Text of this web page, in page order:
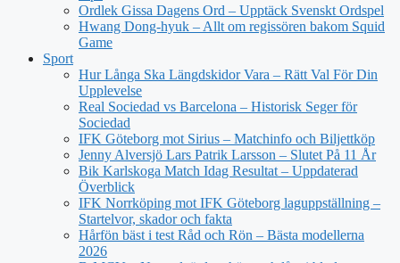
Ordlek Gissa Dagens Ord – Upptäck Svenskt Ordspel
Hwang Dong-hyuk – Allt om regissören bakom Squid
Game
Sport
Hur Långa Ska Längdskidor Vara – Rätt Val För Din
Upplevelse
Real Sociedad vs Barcelona – Historisk Seger för
Sociedad
IFK Göteborg mot Sirius – Matchinfo och Biljettköp
Jenny Alversjö Lars Patrik Larsson – Slutet På 11 År
Bik Karlskoga Match Idag Resultat – Uppdaterad
Överblick
IFK Norrköping mot IFK Göteborg laguppställning –
Startelvor, skador och fakta
Hårfön bäst i test Råd och Rön – Bästa modellerna
2026